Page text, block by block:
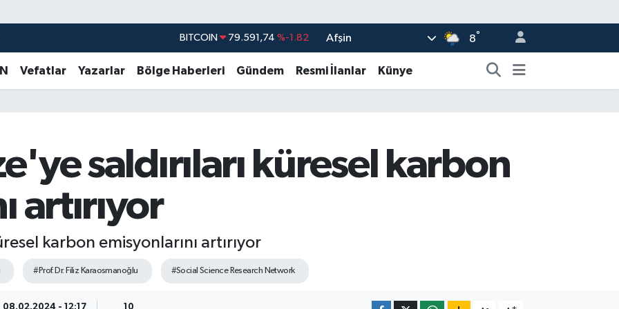
DOLAR 45,43620 %0.02
STERLİN 61,60380 %0.18
BITCOIN 79.591,74 %-1.82
Afşin 8°
Vefatlar Yazarlar Bölge Haberleri Gündem Resmi İlanlar Künye
saldırıları küresel karbon
artırıyor
karbon emisyonlarını artırıyor
#Prof. Dr. Filiz Karaosmanoğlu #Social Science Research Network
08.02.2024 - 12:17 10